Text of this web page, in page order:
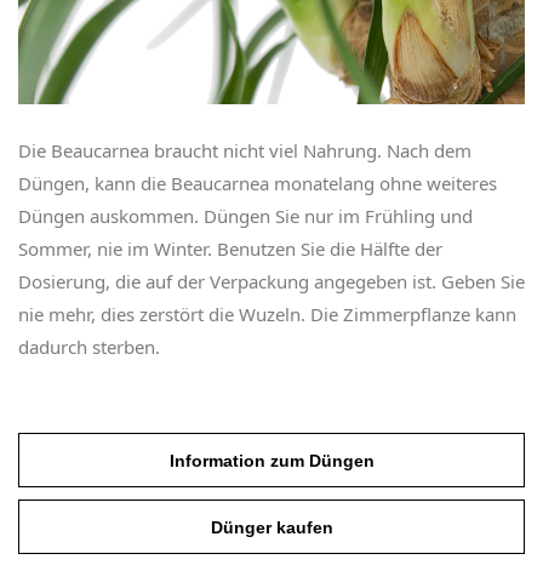
Die Beaucarnea braucht nicht viel Nahrung. Nach dem
Düngen, kann die Beaucarnea monatelang ohne weiteres
Düngen auskommen. Düngen Sie nur im Frühling und
Sommer, nie im Winter. Benutzen Sie die Hälfte der
Dosierung, die auf der Verpackung angegeben ist. Geben Sie
nie mehr, dies zerstört die Wuzeln. Die Zimmerpflanze kann
dadurch sterben.
Information zum Düngen
Dünger kaufen